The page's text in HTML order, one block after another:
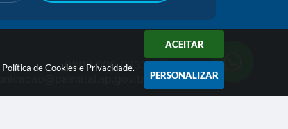
Política de Cookies e Privacidade.
ACEITAR
PERSONALIZAR
0800 000 9333